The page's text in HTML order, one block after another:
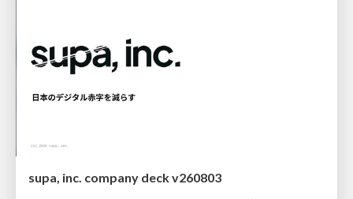
supa, inc. company deck v260803